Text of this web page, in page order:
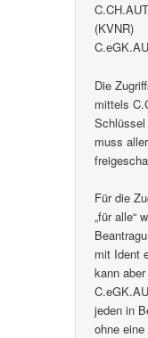
(KVNR)
Die
mittels
muss
Für die
„für alle“
mit Ident
kann
jeden in
ohne